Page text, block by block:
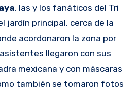
, las y los fanáticos del Tri
jardín principal, cerca de la
acordonaron la zona por
llegaron con sus
mexicana y con máscaras
también se tomaron fotos